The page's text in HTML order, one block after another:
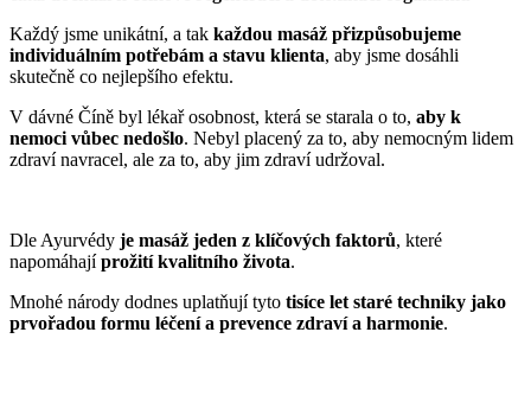
Každý jsme unikátní, a tak každou masáž přizpůsobujeme
individuálním potřebám a stavu klienta, aby jsme dosáhli
skutečně co nejlepšího efektu.
V dávné Číně byl lékař osobnost, která se starala o to, aby k
nemoci vůbec nedošlo. Nebyl placený za to, aby nemocným lidem
zdraví navracel, ale za to, aby jim zdraví udržoval.
Dle Ayurvédy je masáž jeden z klíčových faktorů, které
napomáhajíprožití kvalitního života.
Mnohé národy dodnes uplatňují tyto tisíce let staré techniky jako
prvořadou formu léčení a prevence zdraví a harmonie.